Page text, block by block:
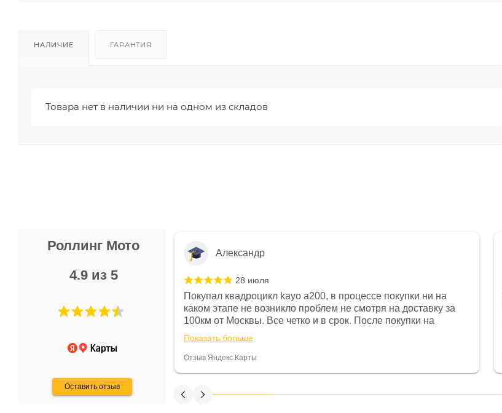
НАЛИЧИЕ ГАРАНТИЯ
Товара нет в наличии ни на одном из складов
Роллинг Мото
4.9 из 5
Оставить отзыв
Не понравились условия
и дают только на год)
Александр
28 июля
Покупал квадроцикл kayo a200, в процессе покупки ни на
каком этапе не возникло проблем не смотря на доставку за
100км от Москвы. Все четко и в срок. После покупки на
спидометре всегда был 0, при этом представители магазина
постоянно были на связи и в итоге проблема была решена.
Считаю, что это говорит о небезразличии к клиенту после
Показать больше
Отзыв Яндекс.Карты